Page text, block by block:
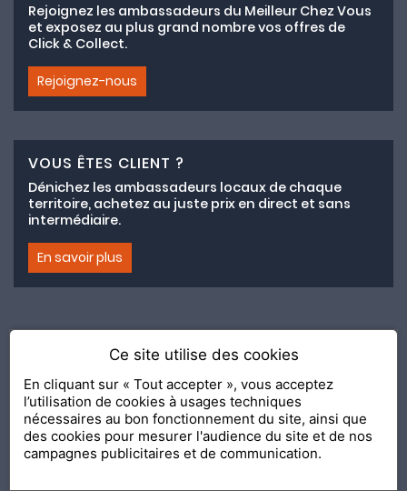
Rejoignez les ambassadeurs du Meilleur Chez Vous
et exposez au plus grand nombre vos offres de
Click & Collect.
Rejoignez-nous
VOUS ÊTES CLIENT ?
Dénichez les ambassadeurs locaux de chaque
territoire, achetez au juste prix en direct et sans
intermédiaire.
En savoir plus
Adhésion au collectif lemeilleurchezvous.com
Nous contacter Nos Ambassadeurs Présentation
2020 Le Meilleur Chez Vous, édité parAPI & YOU| Agence
conseil & communication Editeur de la solution Console
Shop and Go
Ce site utilise des cookies
En cliquant sur « Tout accepter », vous acceptez
l’utilisation de cookies à usages techniques
nécessaires au bon fonctionnement du site, ainsi que
des cookies pour mesurer l'audience du site et de nos
campagnes publicitaires et de communication.